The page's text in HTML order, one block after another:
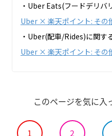
・Uber Eats(フードデリバ
Uber × 楽天ポイント: その
・Uber(配車/Rides)に関す
Uber × 楽天ポイント: その
このページを気に入
1 2